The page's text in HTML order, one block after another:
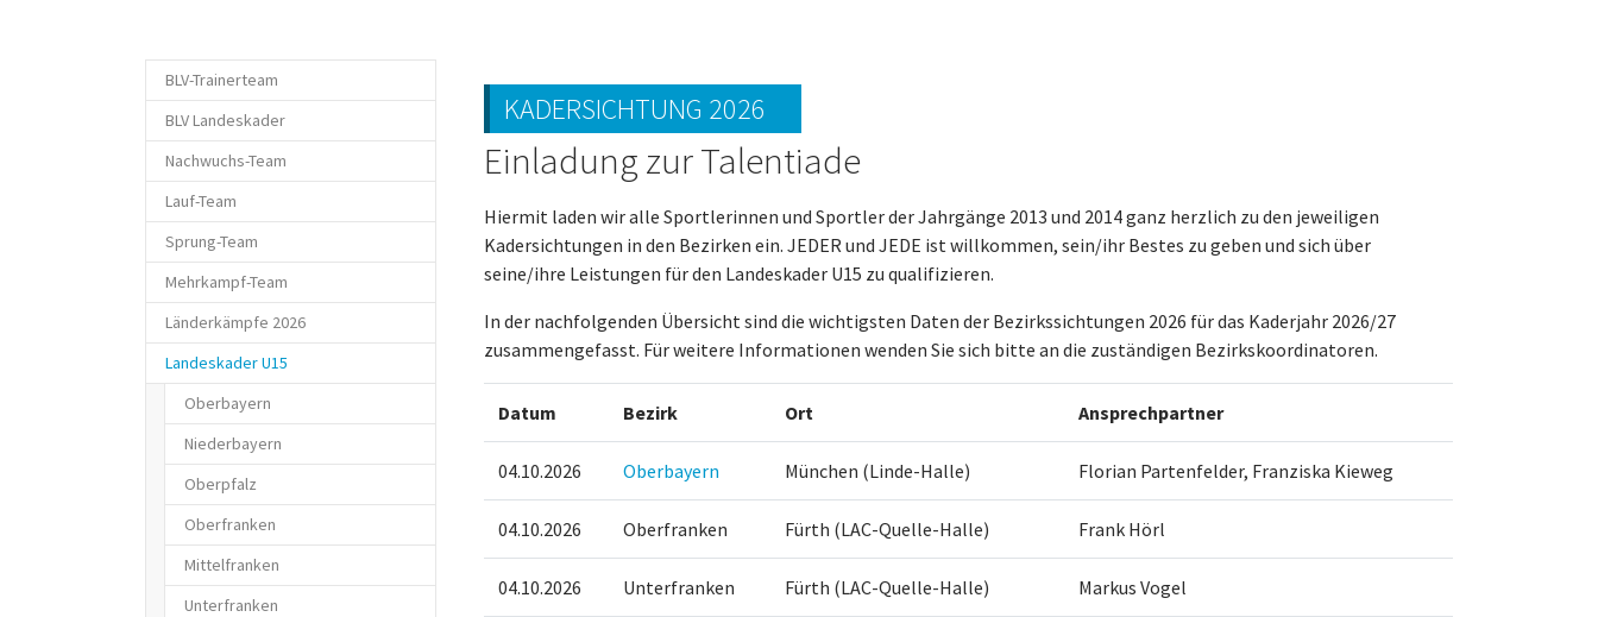
BLV-Trainerteam
BLV Landeskader
Nachwuchs-Team
Lauf-Team
Sprung-Team
Mehrkampf-Team
Länderkämpfe 2026
Landeskader U15
Oberbayern
Niederbayern
Oberpfalz
Oberfranken
Mittelfranken
Unterfranken
KADERSICHTUNG 2026
Einladung zur Talentiade
Hiermit laden wir alle Sportlerinnen und Sportler der Jahrgänge 2013 und 2014 ganz herzlich zu den jeweiligen
Kadersichtungen in den Bezirken ein. JEDER und JEDE ist willkommen, sein/ihr Bestes zu geben und sich über
seine/ihre Leistungen für den Landeskader U15 zu qualifizieren.
In der nachfolgenden Übersicht sind die wichtigsten Daten der Bezirkssichtungen 2026 für das Kaderjahr 2026/27
zusammengefasst. Für weitere Informationen wenden Sie sich bitte an die zuständigen Bezirkskoordinatoren.
Datum Bezirk Ort Ansprechpartner
04.10.2026 Oberbayern München (Linde-Halle) Florian Partenfelder, Franziska Kieweg
04.10.2026 Oberfranken Fürth (LAC-Quelle-Halle) Frank Hörl
04.10.2026 Unterfranken Fürth (LAC-Quelle-Halle) Markus Vogel